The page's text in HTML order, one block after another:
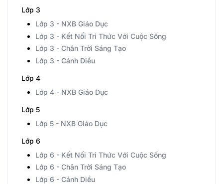
Lớp 3
Lớp 3 - NXB Giáo Dục
Lớp 3 - Kết Nối Tri Thức Với Cuộc Sống
Lớp 3 - Chân Trời Sáng Tạo
Lớp 3 - Cánh Diều
Lớp 4
Lớp 4 - NXB Giáo Dục
Lớp 5
Lớp 5 - NXB Giáo Dục
Lớp 6
Lớp 6 - Kết Nối Tri Thức Với Cuộc Sống
Lớp 6 - Chân Trời Sáng Tạo
Lớp 6 - Cánh Diều